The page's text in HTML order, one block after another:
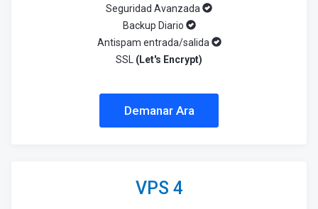
Seguridad Avanzada
Backup Diario
Antispam entrada/salida
SSL (Let's Encrypt)
Demanar Ara
VPS 4